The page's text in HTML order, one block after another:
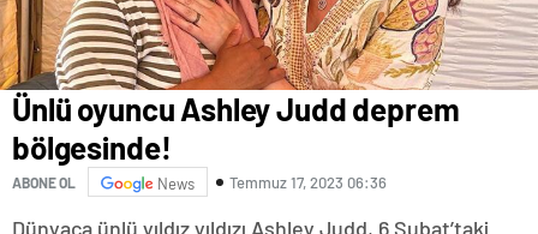
Ünlü oyuncu Ashley Judd deprem
bölgesinde!
ABONE OL News Temmuz 17, 2023 06:36
Dünyaca ünlü yıldız yıldızı Ashley Judd, 6 Şubat’taki